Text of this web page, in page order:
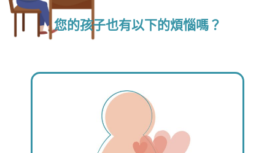
您的孩子也有以下的煩惱嗎？